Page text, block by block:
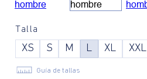
Talla
XS S M L XL XXL
Guía de tallas